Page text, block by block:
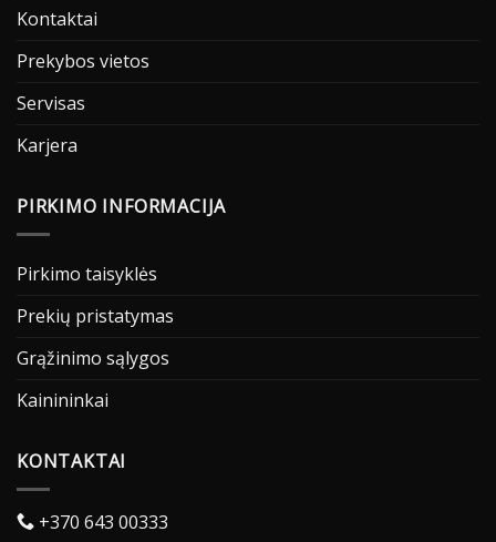
Kontaktai
Prekybos vietos
Servisas
Karjera
PIRKIMO INFORMACIJA
Pirkimo taisyklės
Prekių pristatymas
Grąžinimo sąlygos
Kainininkai
KONTAKTAI
+370 643 00333